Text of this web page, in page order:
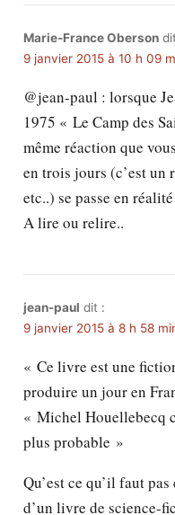
Marie-France Oberson
9 janvier 2015 à 10 h 09
@jean-paul : lorsque
1975 « Le Camp des
même réaction que
en trois jours (c’est un
etc..) se passe en
A lire ou relire..
jean-paul dit :
9 janvier 2015 à 8 h 58
« Ce livre est une
produire un jour en
« Michel Houellebecq
plus probable »
Qu’est ce qu’il faut
d’un livre de science-